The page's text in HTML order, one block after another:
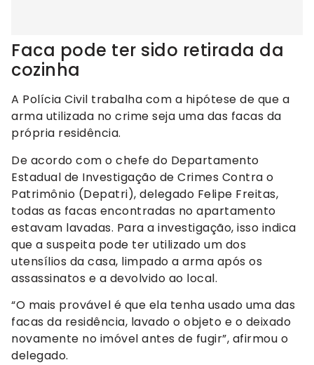
Faca pode ter sido retirada da
cozinha
A Polícia Civil trabalha com a hipótese de que a
arma utilizada no crime seja uma das facas da
própria residência.
De acordo com o chefe do Departamento
Estadual de Investigação de Crimes Contra o
Patrimônio (Depatri), delegado Felipe Freitas,
todas as facas encontradas no apartamento
estavam lavadas. Para a investigação, isso indica
que a suspeita pode ter utilizado um dos
utensílios da casa, limpado a arma após os
assassinatos e a devolvido ao local.
“O mais provável é que ela tenha usado uma das
facas da residência, lavado o objeto e o deixado
novamente no imóvel antes de fugir”, afirmou o
delegado.